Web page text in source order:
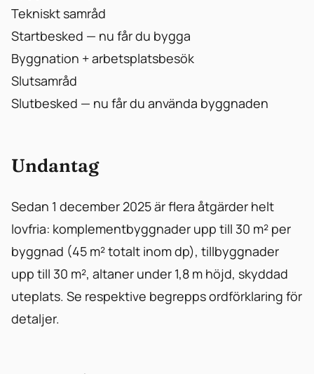
Tekniskt samråd
Startbesked — nu får du bygga
Byggnation + arbetsplatsbesök
Slutsamråd
Slutbesked — nu får du använda byggnaden
Undantag
Sedan 1 december 2025 är flera åtgärder helt
lovfria: komplementbyggnader upp till 30 m² per
byggnad (45 m² totalt inom dp), tillbyggnader
upp till 30 m², altaner under 1,8 m höjd, skyddad
uteplats. Se respektive begrepps ordförklaring för
detaljer.